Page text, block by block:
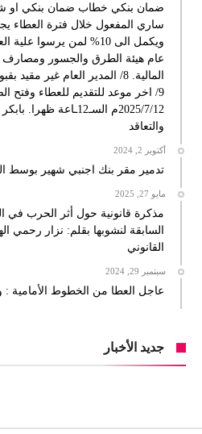
ضمان بنكي خطاب ضمان بنكي او
ساري المفعول خلال فترة العطاء
ويكمل الى 10% لمن يرسوا
المالية. 8/ المدير العام غير
9/ اخر موعد للتقديم للعطاء وفتح
2025/7/12م السـ12ـاعة
والتعاقد
أكتوبر 2, 2024
تدمير مقر بنك اجنبي شهير بوسط
مايو 27, 2025
مذكرة قانونية حول أثر الحرب في
السابقة لنشوبها بقلم: نزار رحمي
القانوني
سبتمبر 29, 2024
عاجل العطا من الخطوط
جديد الأخبار